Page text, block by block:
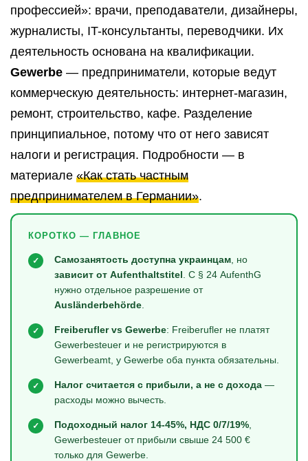
профессией»: врачи, преподаватели, дизайнеры,
журналисты, IT-консультанты, переводчики. Их
деятельность основана на квалификации.
Gewerbe — предприниматели, которые ведут
коммерческую деятельность: интернет-магазин,
ремонт, строительство, кафе. Разделение
принципиальное, потому что от него зависят
налоги и регистрация. Подробности — в
материале «Как стать частным
предпринимателем в Германии».
КОРОТКО — ГЛАВНОЕ
✓ Самозанятость доступна украинцам , но
зависит от Aufenthaltstitel . С § 24 AufenthG
нужно отдельное разрешение от
Ausländerbehörde
✓ Freiberufler vs Gewerbe: Freiberufler не платят
Gewerbesteuer и не регистрируются в
Gewerbeamt, у Gewerbe оба пункта обязательны.
✓ Налог считается с прибыли, а не с дохода —
расходы можно вычесть.
✓ Подоходный налог 14-45%, НДС 0/7/19%
Gewerbesteuer от прибыли свыше 24 500 €
только для Gewerbe.